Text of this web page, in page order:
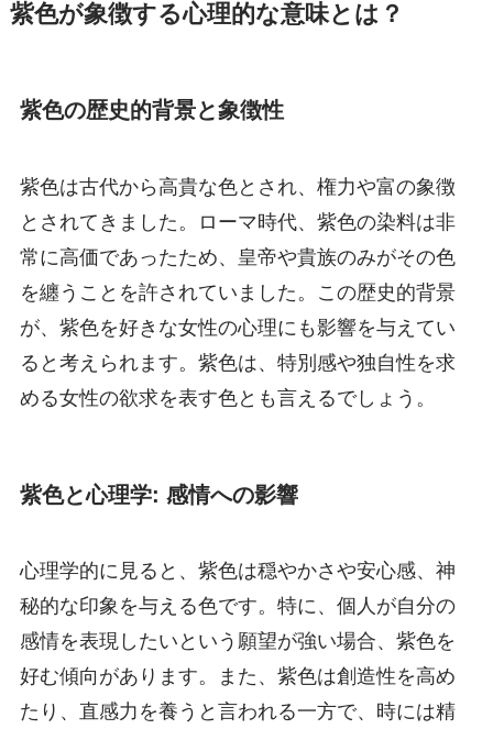
紫色が象徴する心理的な意味とは？
紫色の歴史的背景と象徴性
紫色は古代から高貴な色とされ、権力や富の象徴
とされてきました。ローマ時代、紫色の染料は非
常に高価であったため、皇帝や貴族のみがその色
を纏うことを許されていました。この歴史的背景
が、紫色を好きな女性の心理にも影響を与えてい
ると考えられます。紫色は、特別感や独自性を求
める女性の欲求を表す色とも言えるでしょう。
紫色と心理学: 感情への影響
心理学的に見ると、紫色は穏やかさや安心感、神
秘的な印象を与える色です。特に、個人が自分の
感情を表現したいという願望が強い場合、紫色を
好む傾向があります。また、紫色は創造性を高め
たり、直感力を養うと言われる一方で、時には精